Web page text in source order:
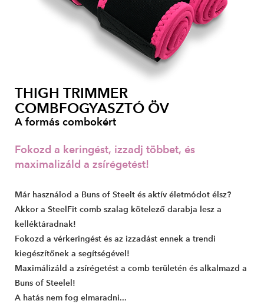
THIGH TRIMMER
COMBFOGYASZTÓ ÖV
A formás combokért
Fokozd a keringést, izzadj többet, és
maximalizáld a zsírégetést!
Már használod a Buns of Steelt és aktív életmódot élsz?
Akkor a SteelFit comb szalag kötelező darabja lesz a
kelléktáradnak!
Fokozd a vérkeringést és az izzadást ennek a trendi
kiegészítőnek a segítségével!
Maximálizáld a zsírégetést a comb területén és alkalmazd a
Buns of Steelel!
A hatás nem fog elmaradni...